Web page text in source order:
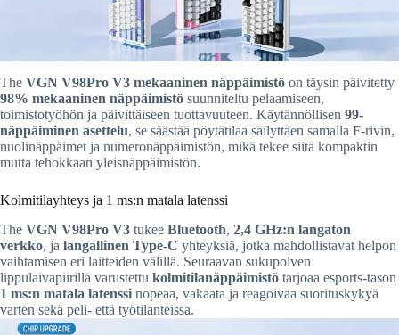
The VGN V98Pro V3 mekaaninen näppäimistö on täysin päivitetty
98% mekaaninen näppäimistö suunniteltu pelaamiseen,
toimistotyöhön ja päivittäiseen tuottavuuteen. Käytännöllisen 99-
näppäiminen asettelu, se säästää pöytätilaa säilyttäen samalla F-rivin,
nuolinäppäimet ja numeronäppäimistön, mikä tekee siitä kompaktin
mutta tehokkaan yleisnäppäimistön.
Kolmitilayhteys ja 1 ms:n matala latenssi
The VGN V98Pro V3 tukee Bluetooth, 2,4 GHz:n langaton
verkko, ja langallinen Type-C yhteyksiä, jotka mahdollistavat helpon
vaihtamisen eri laitteiden välillä. Seuraavan sukupolven
lippulaivapiirillä varustettu kolmitilanäppäimistö tarjoaa esports-tason
1 ms:n matala latenssi nopeaa, vakaata ja reagoivaa suorituskykyä
varten sekä peli- että työtilanteissa.